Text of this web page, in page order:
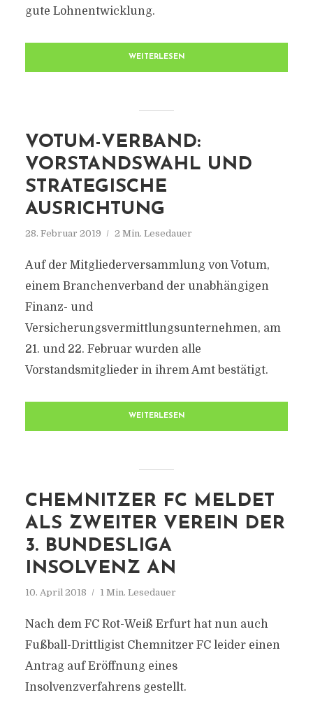
gute Lohnentwicklung.
WEITERLESEN
VOTUM-VERBAND:
VORSTANDSWAHL UND
STRATEGISCHE
AUSRICHTUNG
28. Februar 2019 2 Min. Lesedauer
Auf der Mitgliederversammlung von Votum,
einem Branchenverband der unabhängigen
Finanz- und
Versicherungsvermittlungsunternehmen, am
21. und 22. Februar wurden alle
Vorstandsmitglieder in ihrem Amt bestätigt.
WEITERLESEN
CHEMNITZER FC MELDET
ALS ZWEITER VEREIN DER
3. BUNDESLIGA
INSOLVENZ AN
10. April 2018 1 Min. Lesedauer
Nach dem FC Rot-Weiß Erfurt hat nun auch
Fußball-Drittligist Chemnitzer FC leider einen
Antrag auf Eröffnung eines
Insolvenzverfahrens gestellt.